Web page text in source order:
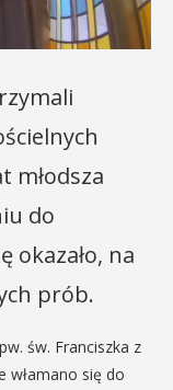
młodsza
do
okazało, na
prób.
św. Franciszka z
włamano się do